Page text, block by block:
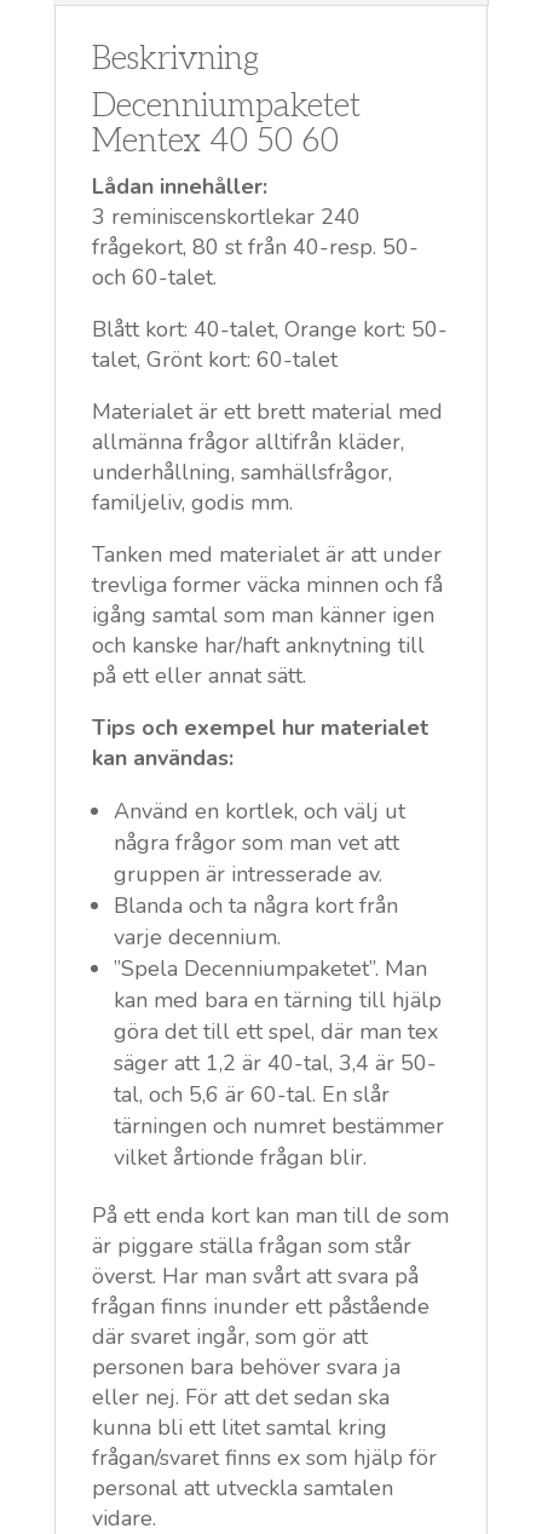
Beskrivning
Decenniumpaketet
Mentex 40 50 60
Lådan innehåller:
3 reminiscenskortlekar 240
frågekort, 80 st från 40-resp. 50-
och 60-talet.
Blått kort: 40-talet, Orange kort: 50-
talet, Grönt kort: 60-talet
Materialet är ett brett material med
allmänna frågor alltifrån kläder,
underhållning, samhällsfrågor,
familjeliv, godis mm.
Tanken med materialet är att under
trevliga former väcka minnen och få
igång samtal som man känner igen
och kanske har/haft anknytning till
på ett eller annat sätt.
Tips och exempel hur materialet
kan användas:
Använd en kortlek, och välj ut
några frågor som man vet att
gruppen är intresserade av.
Blanda och ta några kort från
varje decennium.
”Spela Decenniumpaketet”. Man
kan med bara en tärning till hjälp
göra det till ett spel, där man tex
säger att 1,2 är 40-tal, 3,4 är 50-
tal, och 5,6 är 60-tal. En slår
tärningen och numret bestämmer
vilket årtionde frågan blir.
På ett enda kort kan man till de som
är piggare ställa frågan som står
överst. Har man svårt att svara på
frågan finns inunder ett påstående
där svaret ingår, som gör att
personen bara behöver svara ja
eller nej. För att det sedan ska
kunna bli ett litet samtal kring
frågan/svaret finns ex som hjälp för
personal att utveckla samtalen
vidare.